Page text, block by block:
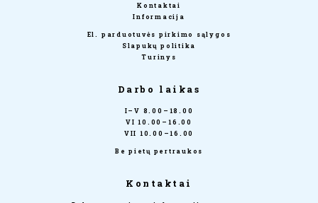
Kontaktai
Informacija
El. parduotuvės pirkimo sąlygos
Slapukų politika
Turinys
Darbo laikas
I–V 8.00–18.00
VI 10.00–16.00
VII 10.00–16.00
Be pietų pertraukos
Kontaktai